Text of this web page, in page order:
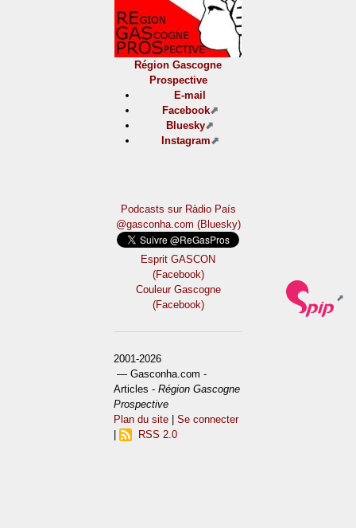
Région Gascogne
Prospective
E-mail
Facebook
Bluesky
Instagram
Podcasts sur Ràdio País
@gasconha.com (Bluesky)
Esprit GASCON
(Facebook)
Couleur Gascogne
(Facebook)
2001-2026
— Gasconha.com -
Articles -Région Gascogne
Prospective
Plan du site |Se connecter
RSS 2.0